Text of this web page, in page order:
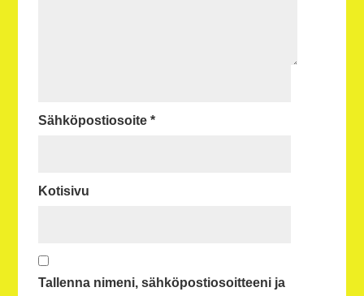
Sähköpostiosoite *
Kotisivu
Tallenna nimeni, sähköpostiosoitteeni ja